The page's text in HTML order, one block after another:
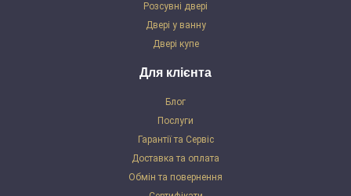
Розсувні двері
Двері у ванну
Двері купе
Для клієнта
Блог
Послуги
Гарантії та Сервіс
Доставка та оплата
Обмін та повернення